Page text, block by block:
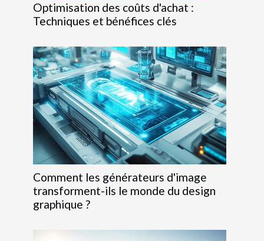
Optimisation des coûts d'achat :
Techniques et bénéfices clés
Comment les générateurs d'image
transforment-ils le monde du design
graphique ?